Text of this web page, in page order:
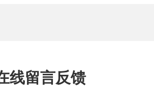
线留言反馈